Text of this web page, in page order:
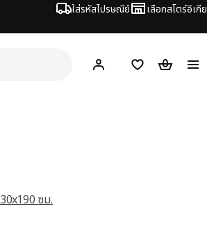
ใส่รหัสไปรษณีย์ เลือกสโตร์อิเกีย
Hej! เข้าสู่ระบบ หรือ ลงทะเ
ช้อปปิ้งลิสต์ตะกร้าสินค้
30x190 ซม.